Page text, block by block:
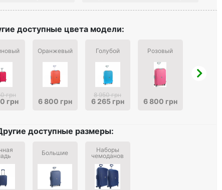
доступные цвета модели:
грн
грн
Оранжевый
6 800 грн
Голубой
8 950 грн
6 265 грн
Розовый
6 800 грн
доступные размеры:
Большие
Наборы
чемоданов